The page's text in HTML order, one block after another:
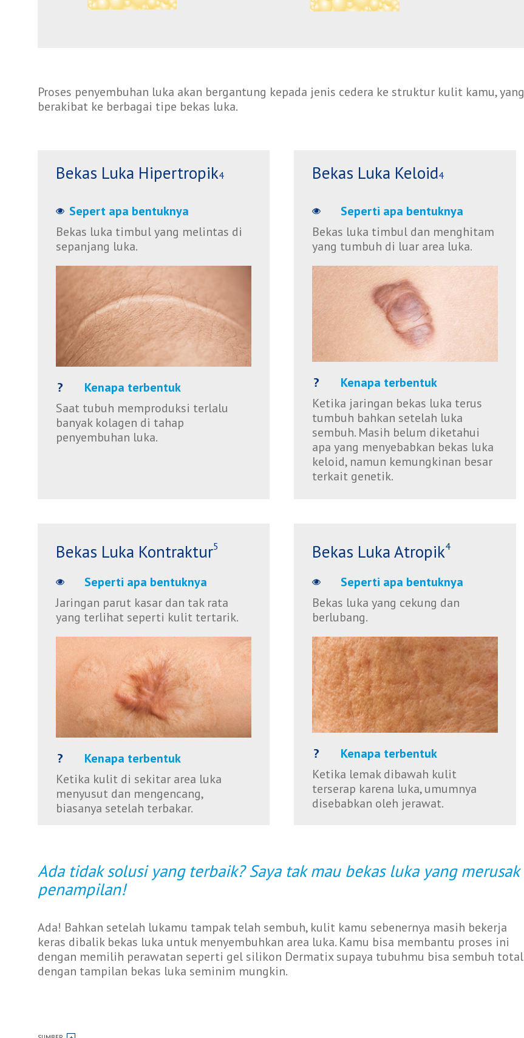
Proses penyembuhan luka akan bergantung kepada jenis cedera ke struktur kulit kamu, yang
berakibat ke berbagai tipe bekas luka.
Bekas Luka Hipertropik4
Sepert apa bentuknya
Bekas luka timbul yang melintas di
sepanjang luka.
Kenapa terbentuk
Saat tubuh memproduksi terlalu
banyak kolagen di tahap
penyembuhan luka.
Bekas Luka Keloid4
Seperti apa bentuknya
Bekas luka timbul dan menghitam
yang tumbuh di luar area luka.
Kenapa terbentuk
Ketika jaringan bekas luka terus
tumbuh bahkan setelah luka
sembuh. Masih belum diketahui
apa yang menyebabkan bekas luka
keloid, namun kemungkinan besar
terkait genetik.
Bekas Luka Kontraktur5
Seperti apa bentuknya
Jaringan parut kasar dan tak rata
yang terlihat seperti kulit tertarik.
Kenapa terbentuk
Ketika kulit di sekitar area luka
menyusut dan mengencang,
biasanya setelah terbakar.
Bekas Luka Atropik4
Seperti apa bentuknya
Bekas luka yang cekung dan
berlubang.
Kenapa terbentuk
Ketika lemak dibawah kulit
terserap karena luka, umumnya
disebabkan oleh jerawat.
Ada tidak solusi yang terbaik? Saya tak mau bekas luka yang merusak
penampilan!
Ada! Bahkan setelah lukamu tampak telah sembuh, kulit kamu sebenernya masih bekerja
keras dibalik bekas luka untuk menyembuhkan area luka. Kamu bisa membantu proses ini
dengan memilih perawatan seperti gel silikon Dermatix supaya tubuhmu bisa sembuh total
dengan tampilan bekas luka seminim mungkin.